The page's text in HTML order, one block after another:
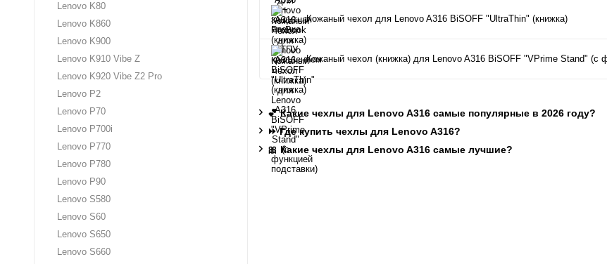
Lenovo K80
Lenovo K860
Lenovo K900
Lenovo K910 Vibe Z
Lenovo K920 Vibe Z2 Pro
Lenovo P2
Lenovo P70
Lenovo P700i
Lenovo P770
Lenovo P780
Lenovo P90
Lenovo S580
Lenovo S60
Lenovo S650
Lenovo S660
Кожаный чехол для Lenovo A316 BiSOFF "UltraThin" (книжка)
Кожаный чехол (книжка) для Lenovo A316 BiSOFF "VPrime Stand" (с
💕 Какие чехлы для Lenovo A316 самые популярные в 2026 году?
⏩ Где купить чехлы для Lenovo A316?
🎀 Какие чехлы для Lenovo A316 самые лучшие?